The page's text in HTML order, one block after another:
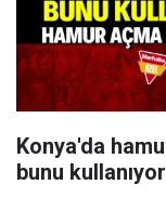
Konya'da
bunu kullanıyor